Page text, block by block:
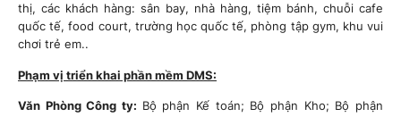
thị, các khách hàng: sân bay, nhà hàng, tiệm bánh, chuỗi cafe
quốc tế, food court, trường học quốc tế, phòng tập gym, khu vui
chơi trẻ em..
Phạm vị triển khai phần mềm DMS:
Văn Phòng Công ty: Bộ phận Kế toán; Bộ phận Kho; Bộ phận